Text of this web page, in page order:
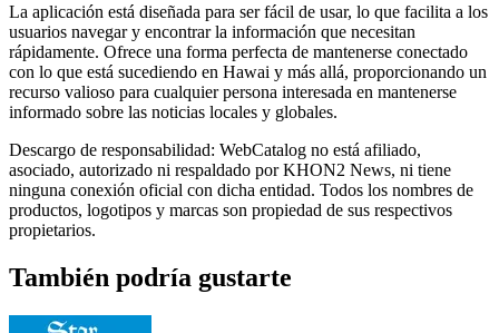
La aplicación está diseñada para ser fácil de usar, lo que facilita a los
usuarios navegar y encontrar la información que necesitan
rápidamente. Ofrece una forma perfecta de mantenerse conectado
con lo que está sucediendo en Hawai y más allá, proporcionando un
recurso valioso para cualquier persona interesada en mantenerse
informado sobre las noticias locales y globales.
Descargo de responsabilidad: WebCatalog no está afiliado,
asociado, autorizado ni respaldado por KHON2 News, ni tiene
ninguna conexión oficial con dicha entidad. Todos los nombres de
productos, logotipos y marcas son propiedad de sus respectivos
propietarios.
También podría gustarte